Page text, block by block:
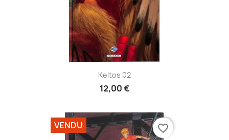
Keltos 02
12,00 €
VENDU favorite_border